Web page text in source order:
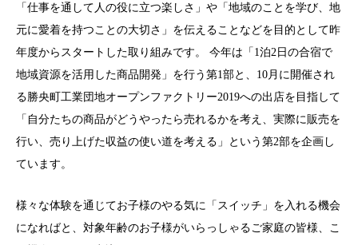
「仕事を通して人の役に立つ楽しさ」や「地域のことを学び、地
元に愛着を持つことの大切さ」を伝えることなどを目的として昨
年度からスタートした取り組みです。 今年は「1泊2日の合宿で
地域資源を活用した商品開発」を行う第1部と、10月に開催され
る勝央町工業団地オープンファクトリー2019への出店を目指して
「自分たちの商品がどうやったら売れるかを考え、実際に販売を
行い、売り上げた収益の使い道を考える」という第2部を企画し
ています。
様々な体験を通じてお子様のやる気に「スイッチ」を入れる機会
になればと、対象年齢のお子様がいらっしゃるご家庭の皆様、こ